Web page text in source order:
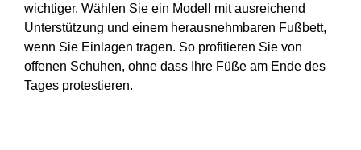
wichtiger. Wählen Sie ein Modell mit ausreichend
Unterstützung und einem herausnehmbaren Fußbett,
wenn Sie Einlagen tragen. So profitieren Sie von
offenen Schuhen, ohne dass Ihre Füße am Ende des
Tages protestieren.